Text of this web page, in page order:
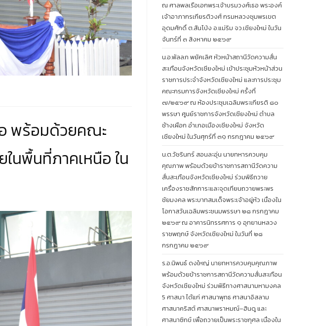
พร้อมด้วยคณะ
นพื้นที่ภาคเหนือ ใน
ณ ศาลพลเรือเอกพระเจ้าบรมวงศ์เธอ พระองค์
เจ้าอาภากรเกียรติวงศ์ กรมหลวงชุมพรเขต
อุดมศักดิ์ ต.สันโป่ง อ.แม่ริม จว.เชียงใหม่ ในวัน
จันทร์ที่ ๓ สิงหาคม ๒๕๖๙
น.อ.พัลลภ พยัคเลิศ หัวหน้าสถานีวัดความสั่น
สะเทือนจังหวัดเชียงใหม่ เข้าประชุมหัวหน้าส่วน
ราชการประจำจังหวัดเชียงใหม่ และการประชุม
คณะกรมการจังหวัดเชียงใหม่ ครั้งที่
๗/๒๕๖๙ ณ ห้องประชุมเฉลิมพระเกียรติ ๘๐
พรรษา ศูนย์ราชการจังหวัดเชียงใหม่ ตำบล
ช้างเผือก อำเภอเมืองเชียงใหม่ จังหวัด
เชียงใหม่ ในวันศุกร์ที่ ๓๑ กรกฎาคม ๒๕๖๙
น.ต.วัชรินทร์ สอนละอุ่น นายทหารควบคุม
คุณภาพ พร้อมด้วยข้าราชการสถานีวัดความ
สั่นสะเทือนจังหวัดเชียงใหม่ ร่วมพิธีถวาย
เครื่องราชสักการะและจุดเทียนถวายพระพร
ชัยมงคล พระบาทสมเด็จพระเจ้าอยู่หัว เนื่องใน
โอกาสวันเฉลิมพระชนมพรรษา ๒๘ กรกฎาคม
๒๕๖๙ ณ อาคารนิทรรศการ ๑ อุทยานหลวง
ราชพฤกษ์ จังหวัดเชียงใหม่ ในวันที่ ๒๘
กรกฎาคม ๒๕๖๙
ร.อ.นิพนธ์ ดงใหญ่ นายทหารควบคุมคุณภาพ
พร้อมด้วยข้าราชการสถานีวัดความสั่นสะเทือน
จังหวัดเชียงใหม่ ร่วมพิธีทางศาสนามหามงคล
5 ศาสนา ได้แก่ ศาสนาพุทธ ศาสนาอิสลาม
ศาสนาคริสต์ ศาสนาพราหมณ์–ฮินดู และ
ศาสนาซิกข์ เพื่อถวายเป็นพระราชกุศล เนื่องใน